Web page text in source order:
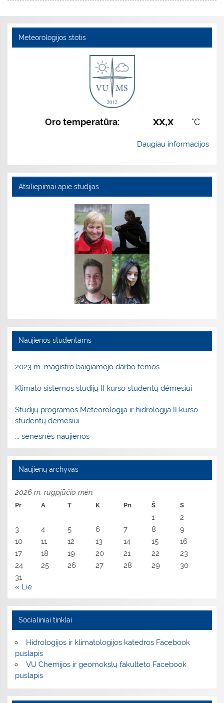
Meteorologijos stotis
Oro temperatūra: xx,x °C
Daugiau informacijos
Atsiliepimai apie studijas
Naujienos studentams
2023 m. magistro baigiamojo darbo temos
Klimato sistemos studijų II kurso studentų dėmesiui
Studijų programos Meteorologija ir hidrologija II kurso
studentų dėmesiui
... senesnės naujienos
Naujienų archyvas
2026 m. rugpjūčio mėn.
Pr A T K Pn Š S
1
2
3
4 5 6 7 8
9
10
11 12 13 14 15
16
17
18 19 20 21 22
23
24
25 26 27 28 29
30
31
« Lie
Socialiniai tinklai
Hidrologijos ir klimatologijos katedros Facebook
puslapis
VU Chemijos ir geomokslų fakulteto Facebook
puslapis